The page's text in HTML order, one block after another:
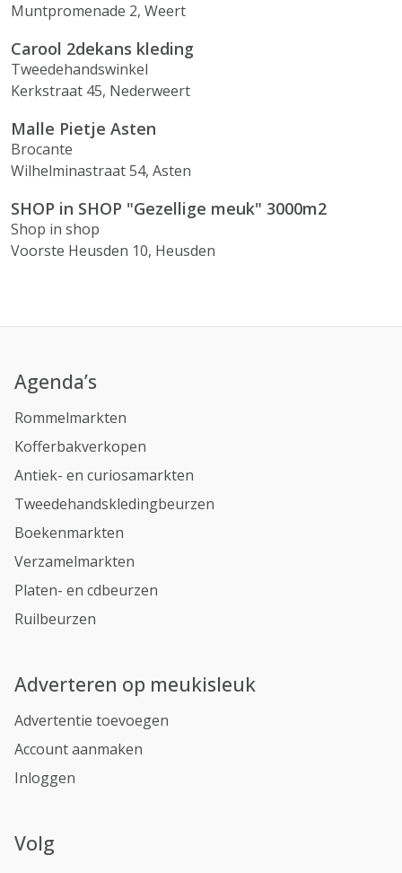
Muntpromenade 2, Weert
Carool 2dekans kleding
Tweedehandswinkel
Kerkstraat 45, Nederweert
Malle Pietje Asten
Brocante
Wilhelminastraat 54, Asten
SHOP in SHOP "Gezellige meuk" 3000m2
Shop in shop
Voorste Heusden 10, Heusden
Agenda’s
Rommelmarkten
Kofferbakverkopen
Antiek- en curiosamarkten
Tweedehandskledingbeurzen
Boekenmarkten
Verzamelmarkten
Platen- en cdbeurzen
Ruilbeurzen
Adverteren op meukisleuk
Advertentie toevoegen
Account aanmaken
Inloggen
Volg